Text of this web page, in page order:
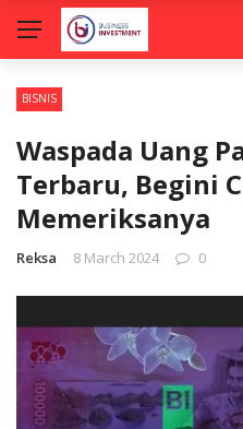
BISNIS
Waspada Uang
Terbaru, Begini
Memeriksanya
Reksa 8 March 2024 0